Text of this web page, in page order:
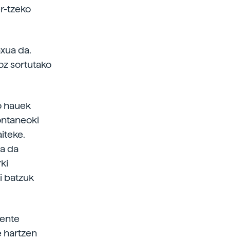
tzeko
da.
sortutako
hauek
da
batzuk
hartzen